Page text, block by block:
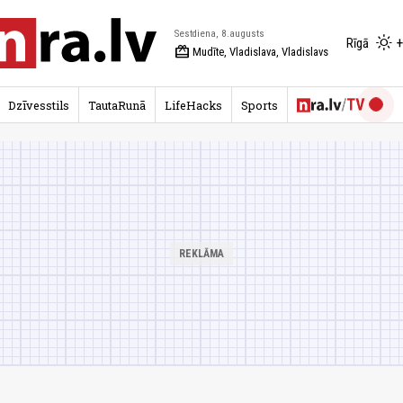
Sestdiena, 8.augusts
redeem Mudīte, Vladislava, Vladislavs
Rīgā
Dzīvesstils TautaRunā LifeHacks Sports